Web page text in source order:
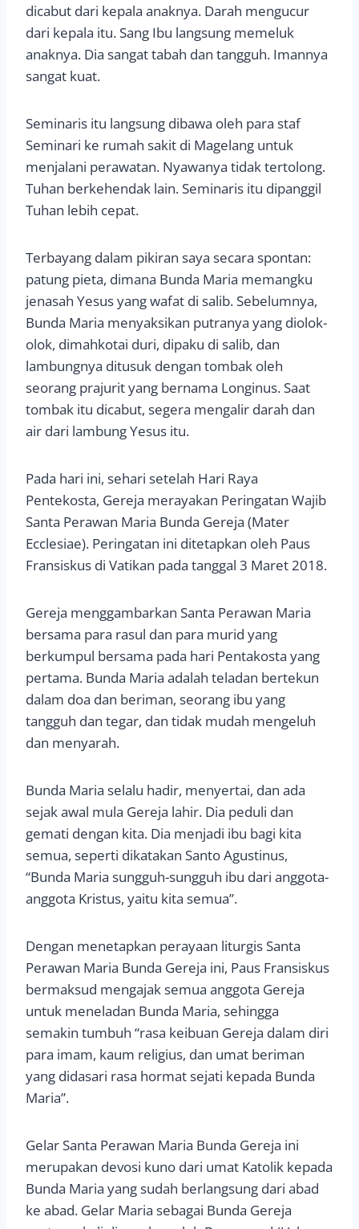
dicabut dari kepala anaknya. Darah mengucur
dari kepala itu. Sang Ibu langsung memeluk
anaknya. Dia sangat tabah dan tangguh. Imannya
sangat kuat.
Seminaris itu langsung dibawa oleh para staf
Seminari ke rumah sakit di Magelang untuk
menjalani perawatan. Nyawanya tidak tertolong.
Tuhan berkehendak lain. Seminaris itu dipanggil
Tuhan lebih cepat.
Terbayang dalam pikiran saya secara spontan:
patung pieta, dimana Bunda Maria memangku
jenasah Yesus yang wafat di salib. Sebelumnya,
Bunda Maria menyaksikan putranya yang diolok-
olok, dimahkotai duri, dipaku di salib, dan
lambungnya ditusuk dengan tombak oleh
seorang prajurit yang bernama Longinus. Saat
tombak itu dicabut, segera mengalir darah dan
air dari lambung Yesus itu.
Pada hari ini, sehari setelah Hari Raya
Pentekosta, Gereja merayakan Peringatan Wajib
Santa Perawan Maria Bunda Gereja (Mater
Ecclesiae). Peringatan ini ditetapkan oleh Paus
Fransiskus di Vatikan pada tanggal 3 Maret 2018.
Gereja menggambarkan Santa Perawan Maria
bersama para rasul dan para murid yang
berkumpul bersama pada hari Pentakosta yang
pertama. Bunda Maria adalah teladan bertekun
dalam doa dan beriman, seorang ibu yang
tangguh dan tegar, dan tidak mudah mengeluh
dan menyarah.
Bunda Maria selalu hadir, menyertai, dan ada
sejak awal mula Gereja lahir. Dia peduli dan
gemati dengan kita. Dia menjadi ibu bagi kita
semua, seperti dikatakan Santo Agustinus,
“Bunda Maria sungguh-sungguh ibu dari anggota-
anggota Kristus, yaitu kita semua”.
Dengan menetapkan perayaan liturgis Santa
Perawan Maria Bunda Gereja ini, Paus Fransiskus
bermaksud mengajak semua anggota Gereja
untuk meneladan Bunda Maria, sehingga
semakin tumbuh “rasa keibuan Gereja dalam diri
para imam, kaum religius, dan umat beriman
yang didasari rasa hormat sejati kepada Bunda
Maria”.
Gelar Santa Perawan Maria Bunda Gereja ini
merupakan devosi kuno dari umat Katolik kepada
Bunda Maria yang sudah berlangsung dari abad
ke abad. Gelar Maria sebagai Bunda Gereja